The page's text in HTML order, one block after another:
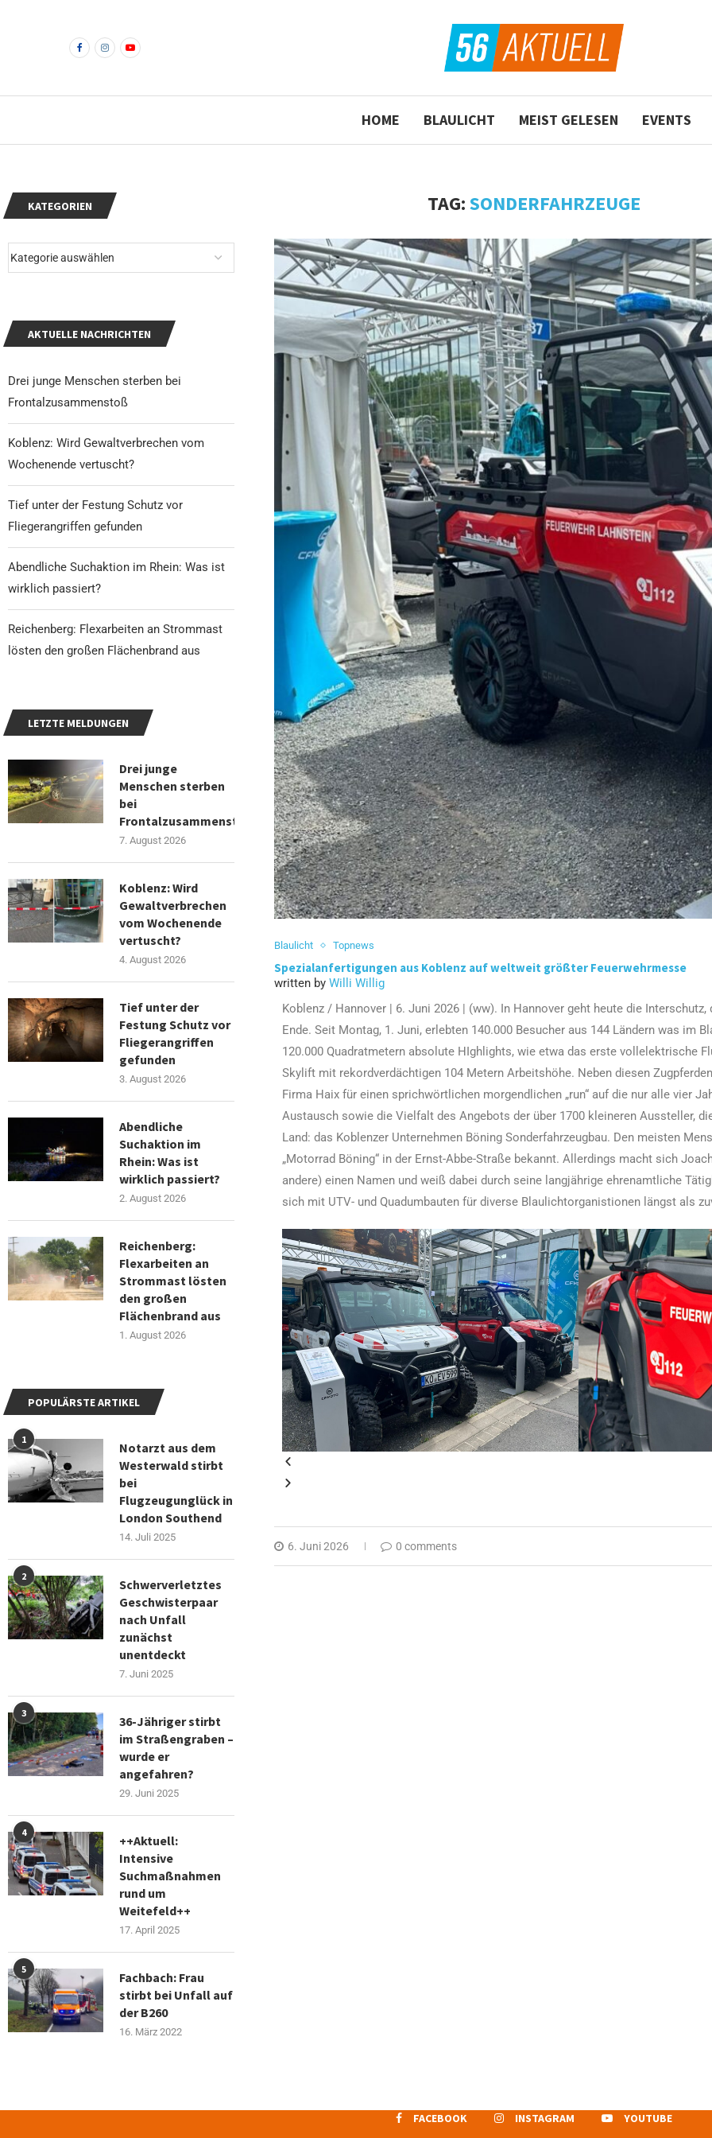
HOME BLAULICHT MEIST GELESEN EVENTS
TAG:SONDERFAHRZEUGE
Blaulicht Topnews
Spezialanfertigungen aus Koblenz auf weltweit größter Feuerwehrmesse
written by Willi Willig
Koblenz / Hannover | 6. Juni 2026 | (ww). In Hannover geht heute die
Ende. Seit Montag, 1. Juni, erlebten 140.000 Besucher aus 144 Ländern was
120.000 Quadratmetern absolute HIghlights, wie etwa das erste vollelektrische
Skylift mit rekordverdächtigen 104 Metern Arbeitshöhe. Neben diesen
Firma Haix für einen sprichwörtlichen morgendlichen „run“ auf die nur alle vier
Austausch sowie die Vielfalt des Angebots der über 1700 kleineren Aussteller,
Land: das Koblenzer Unternehmen Böning Sonderfahrzeugbau. Den meisten
„Motorrad Böning“ in der Ernst-Abbe-Straße bekannt. Allerdings macht sich
andere) einen Namen und weiß dabei durch seine langjährige ehrenamtliche
sich mit UTV- und Quadumbauten für diverse Blaulichtorganistionen längst als
6. Juni 2026 0 comments
KATEGORIEN
AKTUELLE NACHRICHTEN
Drei junge Menschen sterben bei
Frontalzusammenstoß
Koblenz: Wird Gewaltverbrechen vom
Wochenende vertuscht?
Tief unter der Festung Schutz vor
Fliegerangriffen gefunden
Abendliche Suchaktion im Rhein: Was ist
wirklich passiert?
Reichenberg: Flexarbeiten an Strommast
lösten den großen Flächenbrand aus
LETZTE MELDUNGEN
Drei junge
Menschen sterben
bei
Frontalzusammenstoß
7. August 2026
Koblenz: Wird
Gewaltverbrechen
vom Wochenende
vertuscht?
4. August 2026
Tief unter der
Festung Schutz vor
Fliegerangriffen
gefunden
3. August 2026
Abendliche
Suchaktion im
Rhein: Was ist
wirklich passiert?
2. August 2026
Reichenberg:
Flexarbeiten an
Strommast lösten
den großen
Flächenbrand aus
1. August 2026
POPULÄRSTE ARTIKEL
1
Notarzt aus dem
Westerwald stirbt
bei
Flugzeugunglück in
London Southend
14. Juli 2025
2
Schwerverletztes
Geschwisterpaar
nach Unfall
zunächst
unentdeckt
7. Juni 2025
3
36-Jähriger stirbt
im Straßengraben –
wurde er
angefahren?
29. Juni 2025
4
++Aktuell:
Intensive
Suchmaßnahmen
rund um
Weitefeld++
17. April 2025
5
Fachbach: Frau
stirbt bei Unfall auf
der B260
16. März 2022
FACEBOOK INSTAGRAM
YOUTUBE